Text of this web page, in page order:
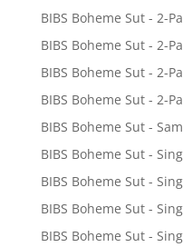
BIBS Boheme Sut - 2-
BIBS Boheme Sut - 2-
BIBS Boheme Sut - 2-
BIBS Boheme Sut - 2-
BIBS Boheme Sut -
BIBS Boheme Sut -
BIBS Boheme Sut -
BIBS Boheme Sut -
BIBS Boheme Sut -